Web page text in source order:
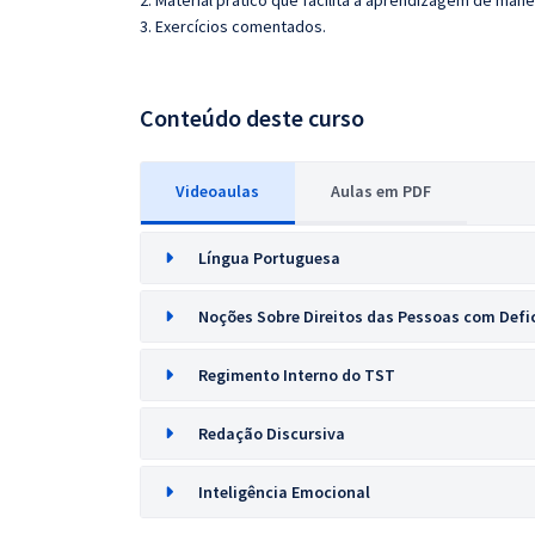
3. Exercícios comentados.
Conteúdo deste curso
Videoaulas Aulas em PDF
Língua Portuguesa
Noções Sobre Direitos das Pessoas com
Regimento Interno do TST
Redação Discursiva
Inteligência Emocional